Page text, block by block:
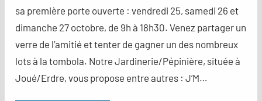
sa première porte ouverte : vendredi 25, samedi 26 et
dimanche 27 octobre, de 9h à 18h30. Venez partager un
verre de l’amitié et tenter de gagner un des nombreux
lots à la tombola. Notre Jardinerie/Pépinière, située à
Joué/Erdre, vous propose entre autres : J’M…